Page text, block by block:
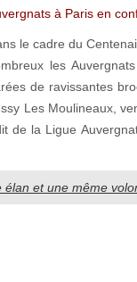
à Paris en
le cadre du
les
de ravissantes
Les Moulineaux,
de la Ligue
et une même